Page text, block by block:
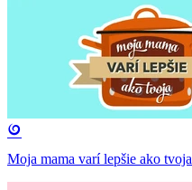
Moja mama varí lepšie ako tvoja